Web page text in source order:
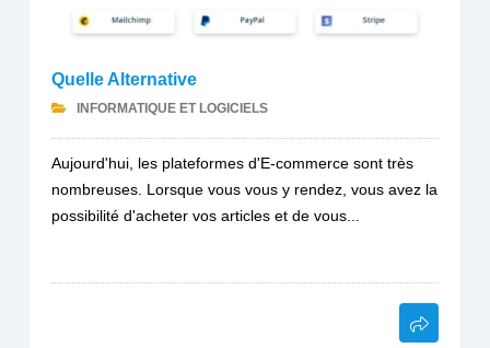
Quelle Alternative
INFORMATIQUE ET LOGICIELS
Aujourd'hui, les plateformes d'E-commerce sont très
nombreuses. Lorsque vous vous y rendez, vous avez la
possibilité d'acheter vos articles et de vous...